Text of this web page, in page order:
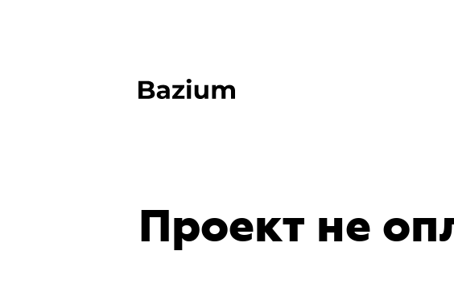
Проект не